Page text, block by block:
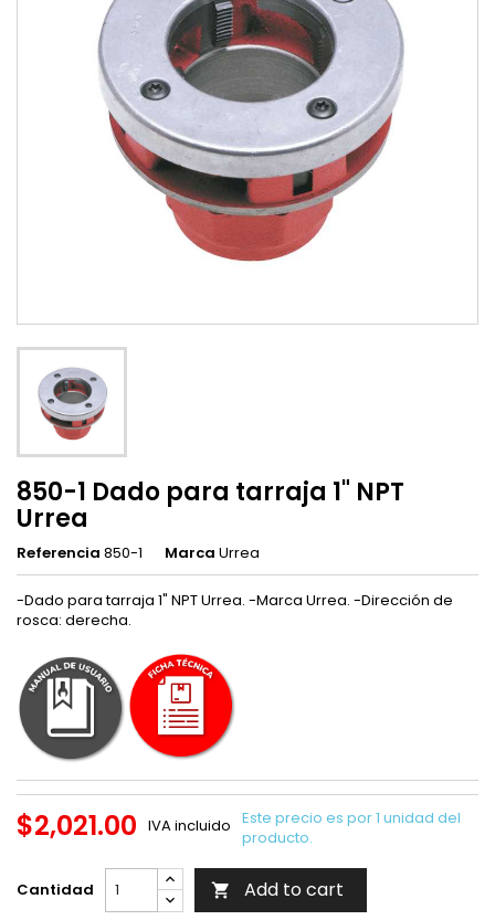
850-1 Dado para tarraja 1" NPT
Urrea
Referencia 850-1 Marca Urrea
-Dado para tarraja 1" NPT Urrea. -Marca Urrea. -Dirección de
rosca: derecha.
$2,021.00 IVA incluido Este precio es por 1 unidad del
producto.
Cantidad  Add to cart